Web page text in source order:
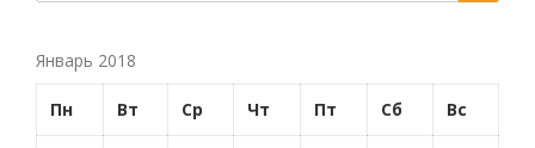
Январь 2018
Пн Вт Ср Чт Пт Сб Вс